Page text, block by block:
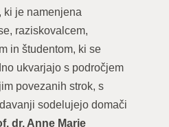
ki je namenjena
raziskovalcem,
in študentom, ki se
ukvarjajo s področjem
povezanih strok, s
sodelujejo domači
dr. Anne Marie